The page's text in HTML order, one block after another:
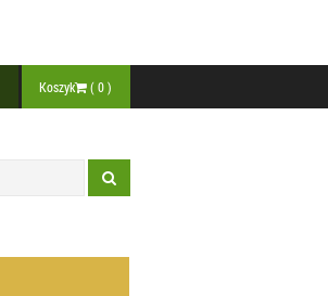
Koszyk (0)